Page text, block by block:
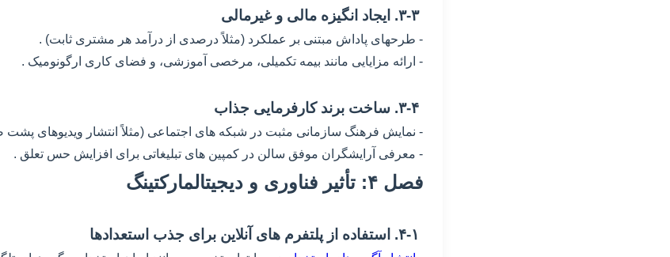
۳-۳. ایجاد انگیزه مالی و غیرمالی
- طرحهای پاداش مبتنی بر عملکرد (مثلاً درصدی از درآمد هر مشتری ثابت) .
- ارائه مزایایی مانند بیمه تکمیلی، مرخصی آموزشی، و فضای کاری ارگونومیک .
- نمایش فرهنگ سازمانی مثبت در شبکه های اجتماعی (مثلاً انتشار ویدیوهای
- معرفی آرایشگران موفق سالن در کمپین های تبلیغاتی برای افزایش حس تعلق .
فصل ۴: تأثیر فناوری و دیجیتالمارکتینگ